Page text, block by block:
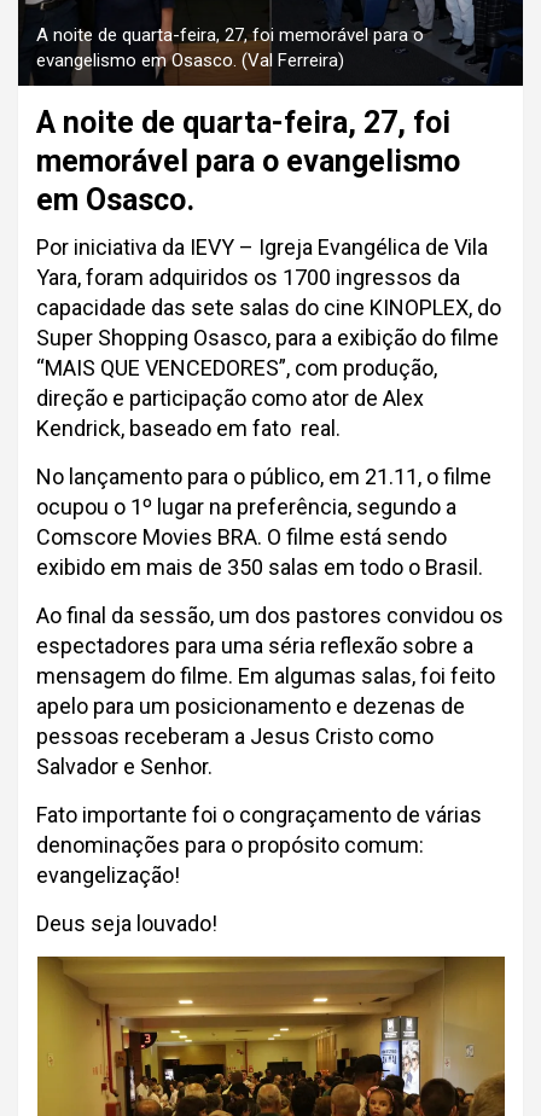
A noite de quarta-feira, 27, foi memorável para o
evangelismo em Osasco. (Val Ferreira)
A noite de quarta-feira, 27, foi
memorável para o evangelismo
em Osasco.
Por iniciativa da IEVY – Igreja Evangélica de Vila
Yara, foram adquiridos os 1700 ingressos da
capacidade das sete salas do cine KINOPLEX, do
Super Shopping Osasco, para a exibição do filme
“MAIS QUE VENCEDORES”, com produção,
direção e participação como ator de Alex
Kendrick, baseado em fato real.
No lançamento para o público, em 21.11, o filme
ocupou o 1º lugar na preferência, segundo a
Comscore Movies BRA. O filme está sendo
exibido em mais de 350 salas em todo o Brasil.
Ao final da sessão, um dos pastores convidou os
espectadores para uma séria reflexão sobre a
mensagem do filme. Em algumas salas, foi feito
apelo para um posicionamento e dezenas de
pessoas receberam a Jesus Cristo como
Salvador e Senhor.
Fato importante foi o congraçamento de várias
denominações para o propósito comum:
evangelização!
Deus seja louvado!